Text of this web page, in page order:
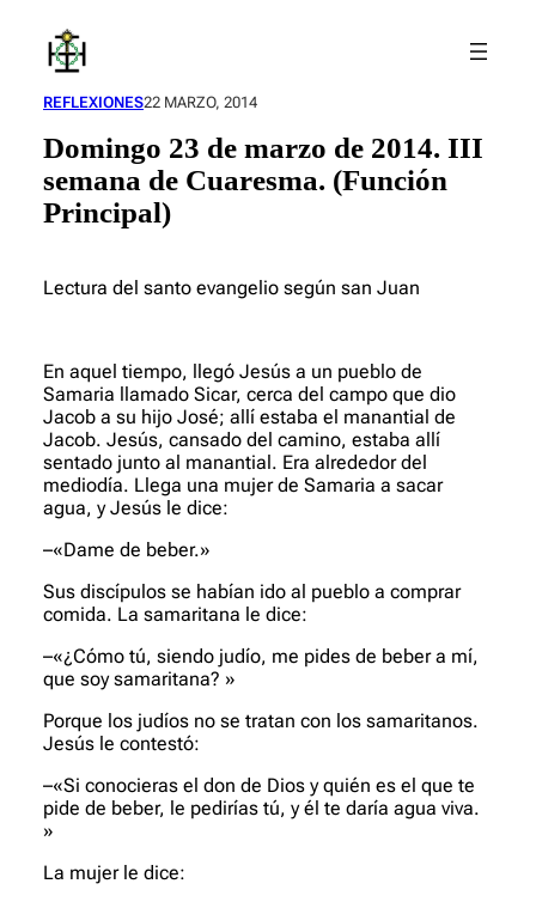
contenido
REFLEXIONES22 MARZO, 2014
Domingo 23 de marzo de 2014. III
semana de Cuaresma. (Función
Principal)
Lectura del santo evangelio según san Juan
En aquel tiempo, llegó Jesús a un pueblo de
Samaria llamado Si­car, cerca del campo que dio
Jacob a su hijo José; allí estaba el ma­nantial de
Jacob. Jesús, cansado del camino, estaba allí
sentado junto al manantial. Era alrededor del
mediodía. Llega una mujer de Samaria a sacar
agua, y Jesús le dice:
–«Dame de beber.»
Sus discípulos se habían ido al pueblo a comprar
comida. La samaritana le dice:
–«¿Cómo tú, siendo judío, me pides de beber a mí,
que soy samaritana? »
Porque los judíos no se tratan con los samaritanos.
Jesús le contestó:
–«Si conocieras el don de Dios y quién es el que te
pide de beber, le pedirías tú, y él te daría agua viva.
»
La mujer le dice: